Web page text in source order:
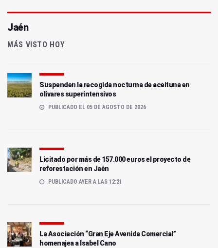
Jaén
MÁS VISTO HOY
Suspenden la recogida nocturna de aceituna en
olivares superintensivos
PUBLICADO EL 05 DE AGOSTO DE 2026
Licitado por más de 157.000 euros el proyecto de
reforestación en Jaén
PUBLICADO AYER A LAS 12:21
La Asociación “Gran Eje Avenida Comercial”
homenajea a Isabel Cano